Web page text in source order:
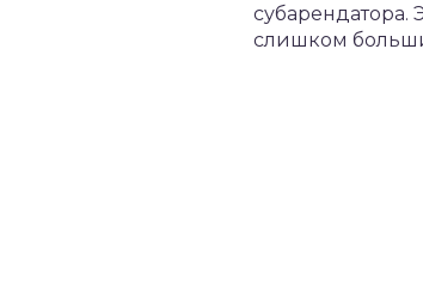
субарендатора.
слишком